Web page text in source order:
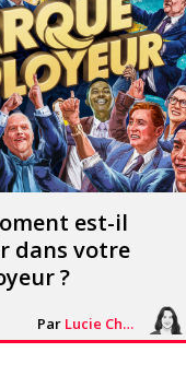
est-il
dans votre
?
Par Lucie Chesné